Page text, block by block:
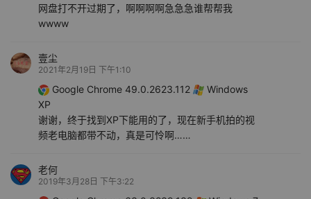
网盘打不开过期了，啊啊啊啊急急急谁帮帮我
wwww
壹尘
2021年2月19日 下午1:10
Google Chrome 49.0.2623.112
Windows
XP
谢谢，终于找到XP下能用的了，现在新手机拍的视
频老电脑都带不动，真是可怜啊……
老何
2019年3月28日 下午3:22